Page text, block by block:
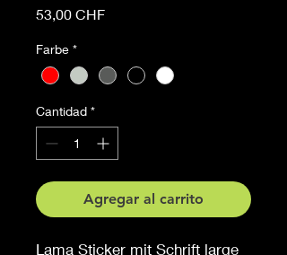
53,00 CHFPrecio
Farbe *
Cantidad *
Agregar al carrito
Lama Sticker mit Schrift large